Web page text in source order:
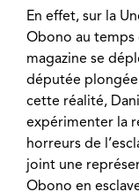
En effet, sur la
Obono au temps
magazine se
députée
cette réalité,
expérimenter la
horreurs de
joint une
Obono en